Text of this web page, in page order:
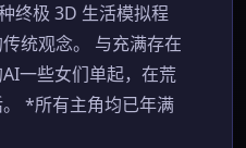
终极 3D 生活模拟程
统观念。 与充满存在
一些女们单起，在荒
*所有主角均已年满